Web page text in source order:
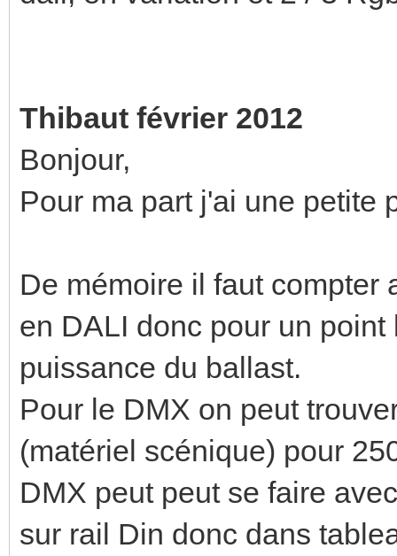
Thibaut février 2012
Bonjour,
Pour ma part j'ai une petite
De mémoire il faut compter
en DALI donc pour un
puissance du ballast.
Pour le DMX on peut
(matériel scénique) pour
DMX peut peut se faire
sur rail Din donc dans